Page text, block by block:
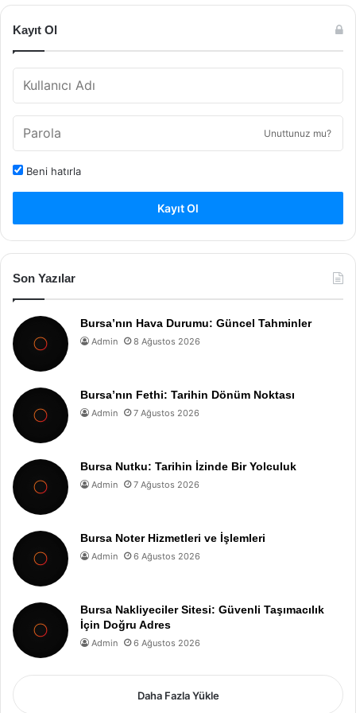
Kayıt Ol
Unuttunuz mu?
Beni hatırla
Kayıt Ol
Son Yazılar
Bursa’nın Hava Durumu: Güncel Tahminler
Admin 8 Ağustos 2026
Bursa’nın Fethi: Tarihin Dönüm Noktası
Admin 7 Ağustos 2026
Bursa Nutku: Tarihin İzinde Bir Yolculuk
Admin 7 Ağustos 2026
Bursa Noter Hizmetleri ve İşlemleri
Admin 6 Ağustos 2026
Bursa Nakliyeciler Sitesi: Güvenli Taşımacılık
İçin Doğru Adres
Admin 6 Ağustos 2026
Daha Fazla Yükle